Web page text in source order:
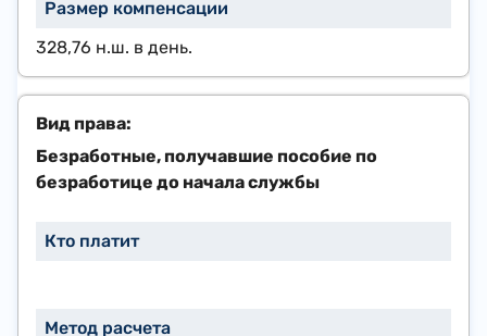
328,76 н.ш. в день.
​Безработные, получавшие пособие по
безработице до начала службы